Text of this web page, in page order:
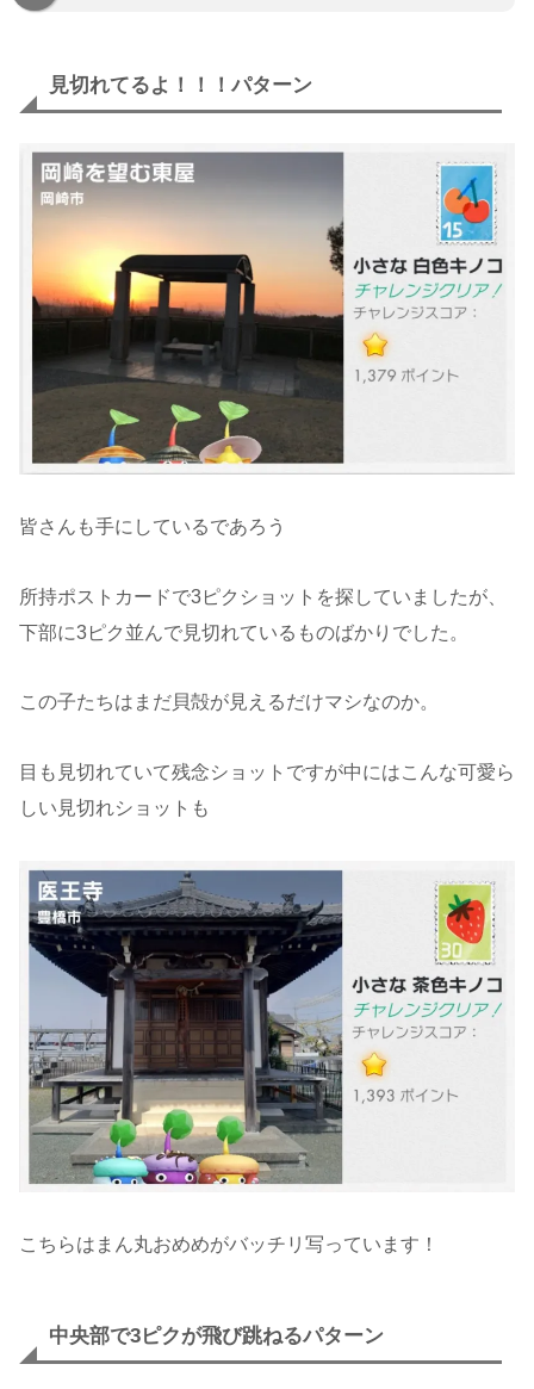
見切れてるよ！！！パターン
皆さんも手にしているであろう
所持ポストカードで3ピクショットを探していましたが、
下部に3ピク並んで見切れているものばかりでした。
この子たちはまだ貝殻が見えるだけマシなのか。
目も見切れていて残念ショットですが中にはこんな可愛ら
しい見切れショットも
こちらはまん丸おめめがバッチリ写っています！
中央部で3ピクが飛び跳ねるパターン